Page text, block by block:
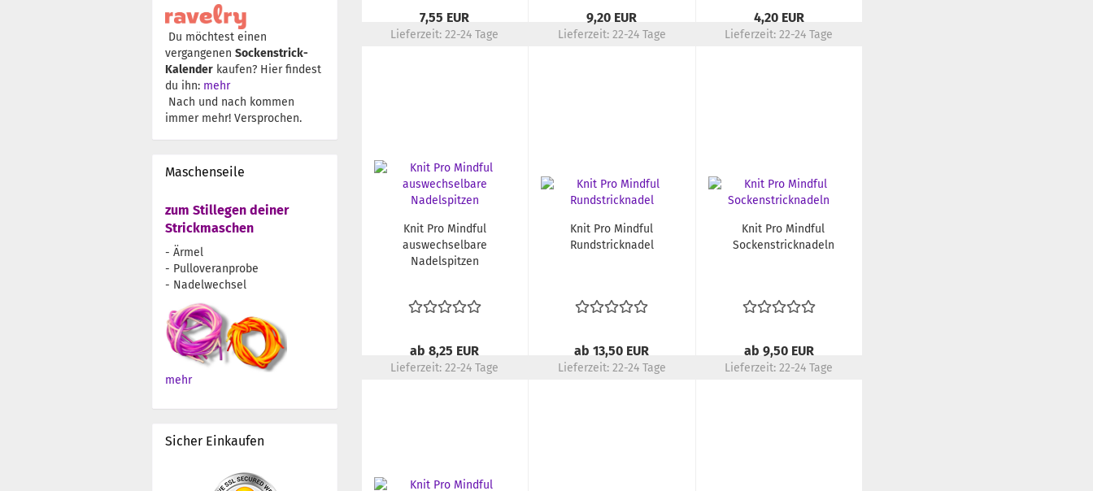
7,55 EUR
Lieferzeit:22-24 Tage
9,20 EUR
Lieferzeit: 22-24 Tage
4,20 EUR
Lieferzeit:22-24 Tage
Knit Pro Mindful
auswechselbare
Nadelspitzen
ab 8,25 EUR
Lieferzeit:22-24 Tage
Knit Pro Mindful
Rundstricknadel
ab 13,50 EUR
Lieferzeit: 22-24 Tage
Knit Pro Mindful
Sockenstricknadeln
ab 9,50 EUR
Lieferzeit:22-24 Tage
Du möchtest einen
vergangenen Sockenstrick-
Kalender kaufen? Hier findest
du ihn: mehr
Nach und nach kommen
immer mehr! Versprochen.
Maschenseile
zum Stillegen deiner
Strickmaschen
- Ärmel
- Pulloveranprobe
- Nadelwechsel
mehr
Sicher Einkaufen